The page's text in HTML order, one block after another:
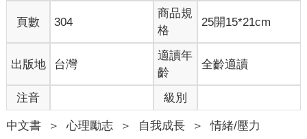
不斷接受到來自川普或針對川普的仇恨言論。到了二○二○年，換
成是新冠肺炎讓伊娃感到焦慮。每次媽媽、爸爸、阿嬤
（abuela）或阿姨（t?a）出門，她都提心吊膽，祈禱不要接到醫
院打來的電話。由於伊娃的父母被列為必要工作者，她某天早上
醒來，便突然成了兩個年幼手足的主要照顧者；他們被隔離在
家，不知還要多久才能結束遠距上學。伊娃沒有意識到的是，校
內有數千名學生和她經歷相似，和她面對著同樣的存在困境。
當同一班有十名學生一個接一個走進我辦公室，告訴我自己飽受
頁數 304
商品規
格
25開15*21cm
出版地 台灣
適讀年
齡
全齡適讀
注音 級別
中文書 ＞ 心理勵志 ＞ 自我成長 ＞ 情緒/壓力